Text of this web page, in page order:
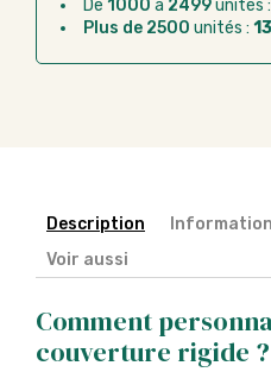
administratif après la
De 1000 à 2499unités :
Plus de 2500 unités :
Description
Voir aussi
Comment
couverture rigide ?